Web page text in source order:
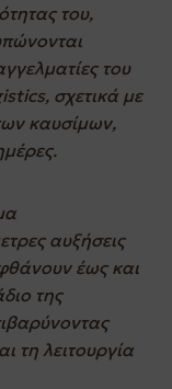
του,
του
σχετικά με
καυσίμων,
αυξήσεις
έως και
της
τη λειτουργία